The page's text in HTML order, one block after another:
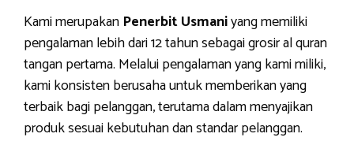
Kami merupakan Penerbit Usmaniyang memiliki
pengalaman lebih dari 12 tahun sebagai grosir al quran
tangan pertama. Melalui pengalaman yang kami miliki,
kami konsisten berusaha untuk memberikan yang
terbaik bagi pelanggan, terutama dalam menyajikan
produk sesuai kebutuhan dan standar pelanggan.